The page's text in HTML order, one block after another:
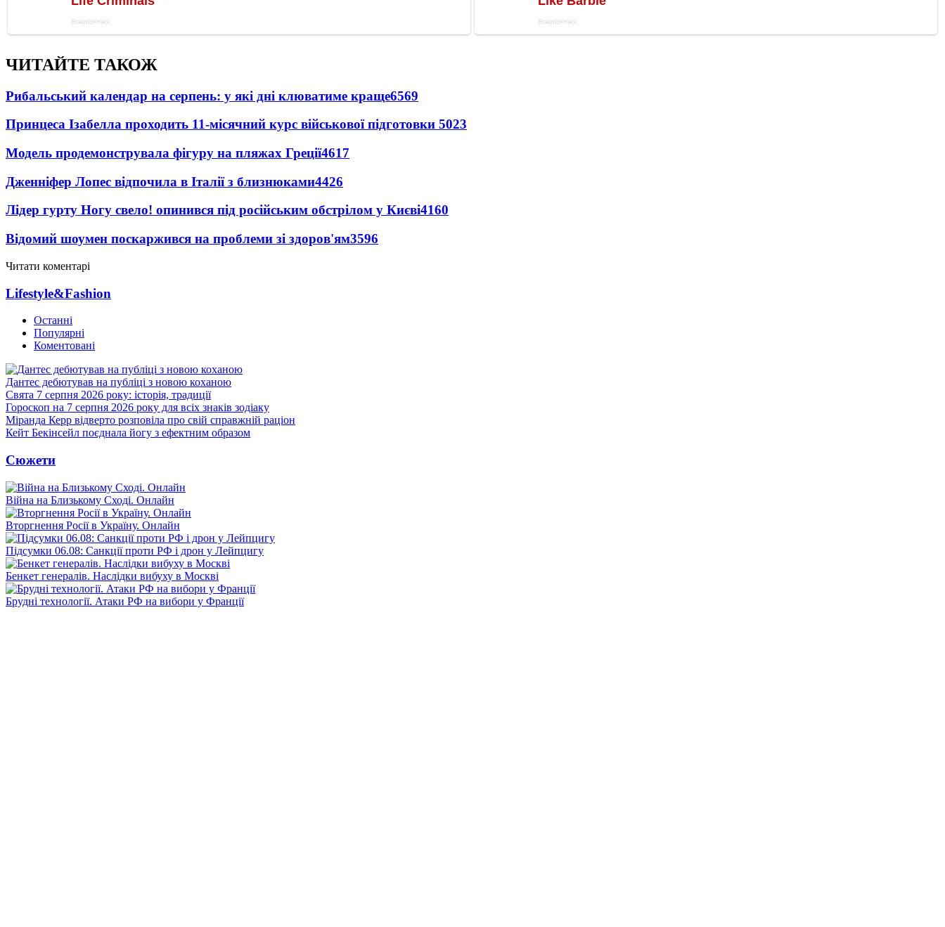
ЧИТАЙТЕ ТАКОЖ
Рибальський календар на серпень: у які дні клюватиме краще6569
Принцеса Ізабелла проходить 11-місячний курс військової підготовки 5023
Модель продемонструвала фігуру на пляжах Греції4617
Дженніфер Лопес відпочила в Італії з близнюками4426
Лідер гурту Ногу свело! опинився під російським обстрілом у Києві4160
Відомий шоумен поскаржився на проблеми зі здоров'ям3596
Читати коментарі
Lifestyle&Fashion
Останні
Популярні
Коментовані
Дантес дебютував на публіці з новою коханою
Свята 7 серпня 2026 року: історія, традиції
Гороскоп на 7 серпня 2026 року для всіх знаків зодіаку
Міранда Керр відверто розповіла про свій справжній раціон
Кейт Бекінсейл поєднала йогу з ефектним образом
Сюжети
Війна на Близькому Сході. Онлайн
Вторгнення Росії в Україну. Онлайн
Підсумки 06.08: Санкції проти РФ і дрон у Лейпцигу
Бенкет генералів. Наслідки вибуху в Москві
Брудні технології. Атаки РФ на вибори у Франції